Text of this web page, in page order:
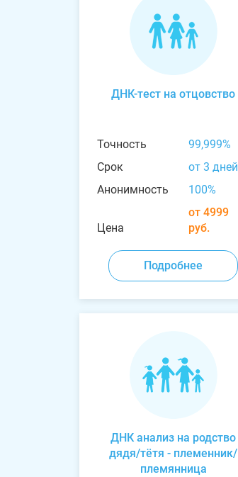
ДНК-тест на отцовство
Точность
99,999%
Срок
от 3 дней
Анонимность
100%
Цена
от 4999
руб.
Подробнее
ДНК анализ на родство
дядя/тётя - племенник/
племянница